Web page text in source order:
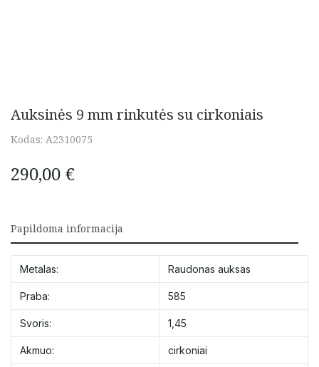
Auksinės 9 mm rinkutės su cirkoniais
Kodas: A2310075
290,00 €
Papildoma informacija
Metalas: Raudonas auksas
Praba: 585
Svoris: 1,45
Akmuo: cirkoniai